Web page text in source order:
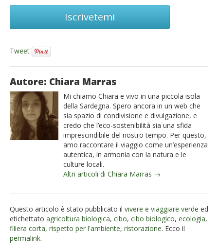
Iscrivetemi
Tweet
Autore: Chiara Marras
Mi chiamo Chiara e vivo in una piccola isola
della Sardegna. Spero ancora in un web che
sia spazio di condivisione e divulgazione, e
credo che l’eco-sostenibilità sia una sfida
imprescindibile del nostro tempo. Per questo,
amo raccontare il viaggio come un’esperienza
autentica, in armonia con la natura e le
culture locali.
Altri articoli di Chiara Marras →
Questo articolo è stato pubblicato il vivere e viaggiare verde ed
etichettato agricoltura biologica, cibo, cibo biologico, ecologia,
filiera corta, rispetto per l'ambiente, ristorazione. Ecco il
permalink.